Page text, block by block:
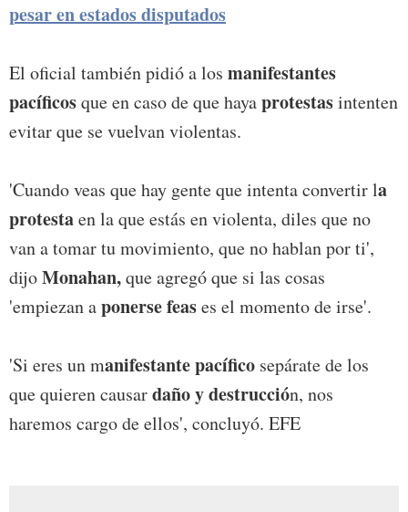
pesar en estados disputados
El oficial también pidió a los manifestantes
pacíficosque en caso de que hayaprotestasintenten
evitar que se vuelvan violentas.
'Cuando veas que hay gente que intenta convertir la
protestaen la que estás en violenta, diles que no
van a tomar tu movimiento, que no hablan por ti',
dijoMonahan,que agregó que si las cosas
'empiezan aponerse feases el momento de irse'.
'Si eres un manifestante pacífico sepárate de los
que quieren causardaño y destrucción, nos
haremos cargo de ellos', concluyó. EFE